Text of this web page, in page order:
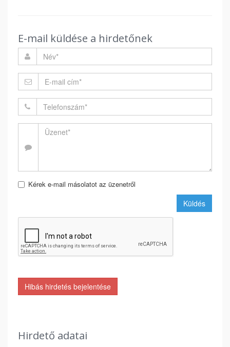
E-mail küldése a hirdetőnek
Kérek e-mail másolatot az üzenetről
Küldés
Hibás hirdetés bejelentése
Hirdető adatai